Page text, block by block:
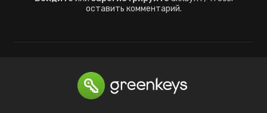
оставить комментарий.